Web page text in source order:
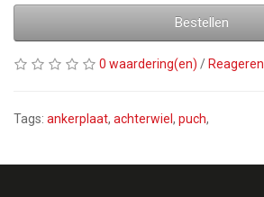
Bestellen
0 waardering(en) / Reageren
Tags: ankerplaat, achterwiel , puch,